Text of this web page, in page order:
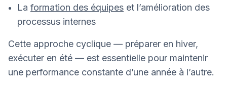
La formation des équipes et l’amélioration des
processus internes
Cette approche cyclique — préparer en hiver,
exécuter en été — est essentielle pour maintenir
une performance constante d’une année à l’autre.